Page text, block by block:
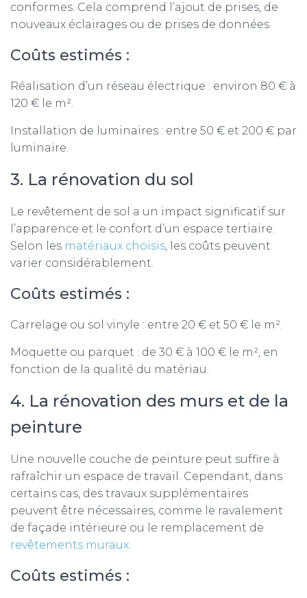
conformes. Cela comprend l’ajout de prises, de
nouveaux éclairages ou de prises de données.
Coûts estimés :
Réalisation d’un réseau électrique : environ 80 € à
120 € le m².
Installation de luminaires : entre 50 € et 200 € par
luminaire.
3. La rénovation du sol
Le revêtement de sol a un impact significatif sur
l’apparence et le confort d’un espace tertiaire.
Selon les matériaux choisis, les coûts peuvent
varier considérablement.
Coûts estimés :
Carrelage ou sol vinyle : entre 20 € et 50 € le m².
Moquette ou parquet : de 30 € à 100 € le m², en
fonction de la qualité du matériau.
4. La rénovation des murs et de la
peinture
Une nouvelle couche de peinture peut suffire à
rafraîchir un espace de travail. Cependant, dans
certains cas, des travaux supplémentaires
peuvent être nécessaires, comme le ravalement
de façade intérieure ou le remplacement de
revêtements muraux.
Coûts estimés :